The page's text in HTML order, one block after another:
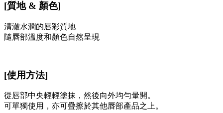
[質地 & 顏色]
清澈水潤的唇彩質地
隨唇部溫度和顏色自然呈現
[使用方法]
從唇部中央輕輕塗抹，然後向外均勻暈開。
可單獨使用，亦可疊擦於其他唇部產品之上。